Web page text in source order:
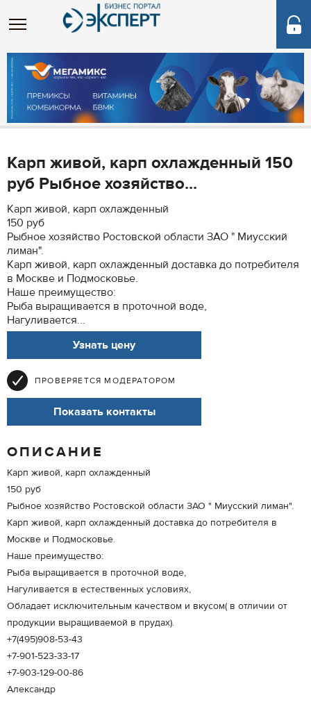
Карп живой, карп охлажденный 150
руб Рыбное хозяйство...
Карп живой, карп охлажденный
150 руб
Рыбное хозяйство Ростовской области ЗАО " Миусский
лиман".
Карп живой, карп охлажденный доставка до потребителя
в Москве и Подмосковье.
Наше преимущество:
Рыба выращивается в проточной воде,
Нагуливается...
Узнать цену
ПРОВЕРЯЕТСЯ МОДЕРАТОРОМ
Показать контакты
ОПИСАНИЕ
Карп живой, карп охлажденный
150 руб
Рыбное хозяйство Ростовской области ЗАО " Миусский лиман".
Карп живой, карп охлажденный доставка до потребителя в
Москве и Подмосковье.
Наше преимущество:
Рыба выращивается в проточной воде,
Нагуливается в естественных условиях,
Обладает исключительным качеством и вкусом( в отличии от
продукции выращиваемой в прудах).
+7(495)908-53-43
+7-901-523-33-17
+7-903-129-00-86
Александр